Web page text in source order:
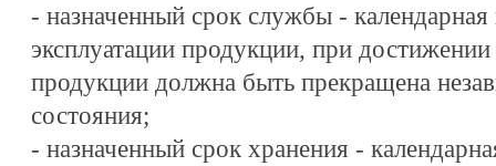
- назначенный срок службы -
эксплуатации продукции, при достижении
продукции должна быть прекращена
состояния;
- назначенный срок хранения -